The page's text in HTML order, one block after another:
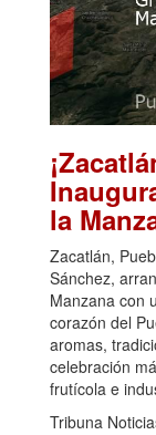
la
Zacatlán,
Sánchez,
Manzana con
corazón del
aromas,
celebración
frutícola e
Tribuna